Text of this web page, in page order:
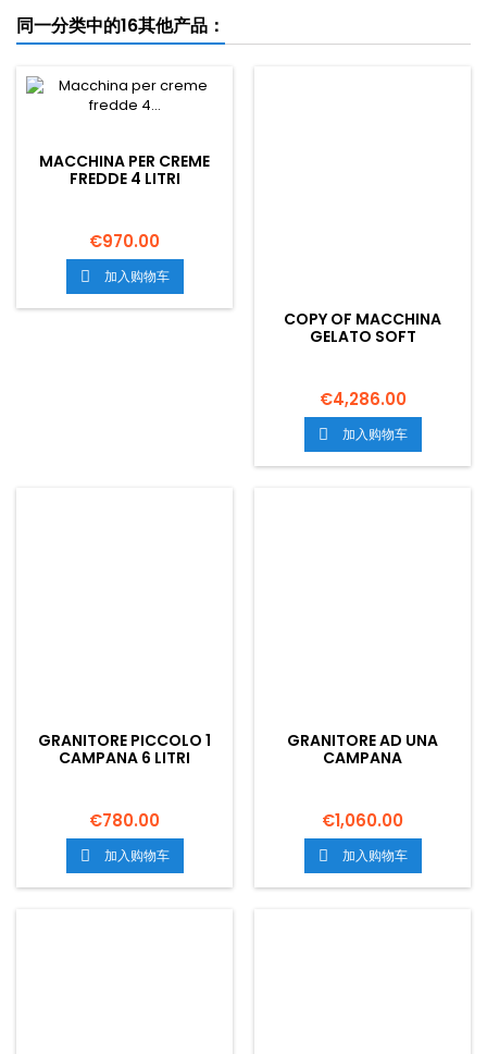
同一分类中的16其他产品：
MACCHINA PER CREME
FREDDE 4 LITRI
€970.00
 加入购物车
COPY OF MACCHINA
GELATO SOFT
€4,286.00
 加入购物车
GRANITORE PICCOLO 1
CAMPANA 6 LITRI
€780.00
 加入购物车
GRANITORE AD UNA
CAMPANA
€1,060.00
 加入购物车